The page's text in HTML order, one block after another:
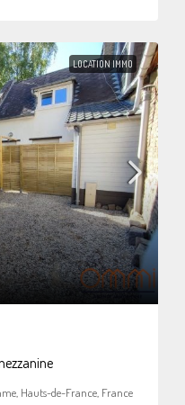
LOCATION IMMO
Hauts-de-France, France